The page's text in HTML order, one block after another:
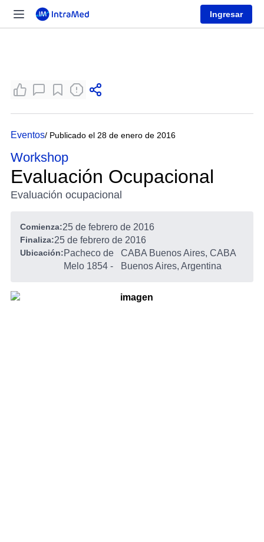
Ingresar
Eventos/ Publicado el 28 de enero de 2016
Workshop
Evaluación Ocupacional
Evaluación ocupacional
Comienza:25 de febrero de 2016
Finaliza:25 de febrero de 2016
Ubicación:Pacheco de
Melo 1854 -
CABA Buenos Aires, CABA
Buenos Aires, Argentina